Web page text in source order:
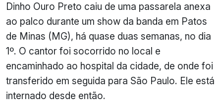
Dinho Ouro Preto caiu de uma passarela anexa
ao palco durante um show da banda em Patos
de Minas (MG), há quase duas semanas, no dia
1º. O cantor foi socorrido no local e
encaminhado ao hospital da cidade, de onde foi
transferido em seguida para São Paulo. Ele está
internado desde então.